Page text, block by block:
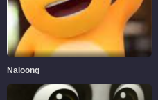
Naloong